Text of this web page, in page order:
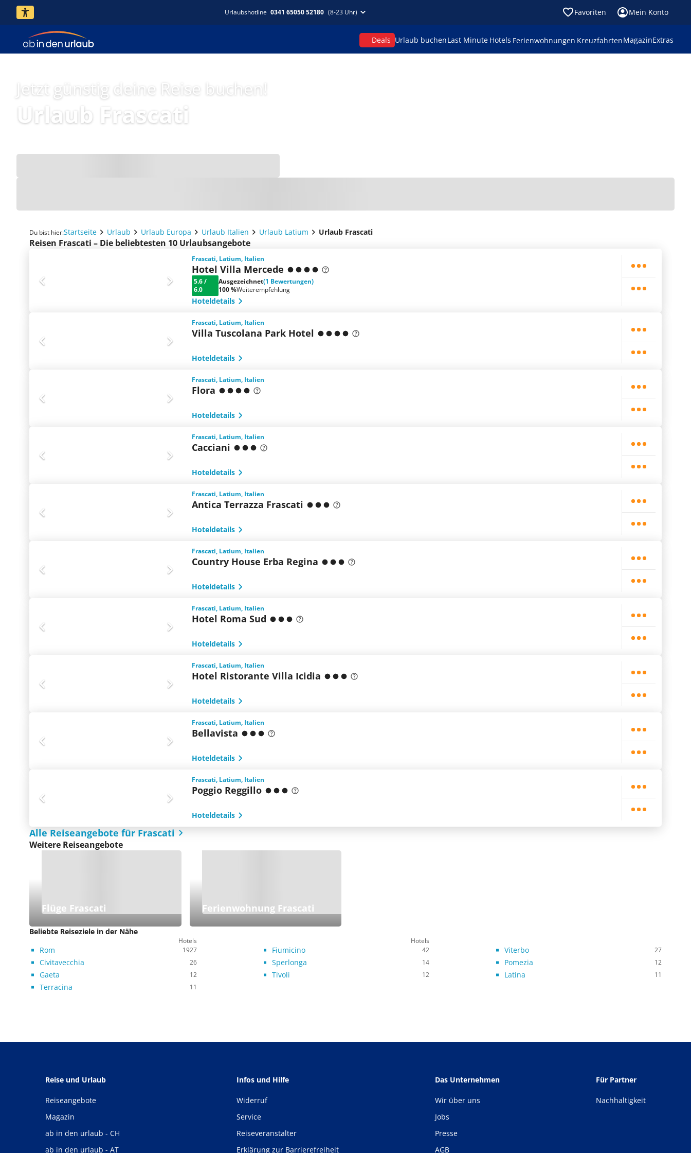
Urlaubshotline 0341 65050 52180 (8-23 Uhr) Favoriten Mein Konto
Deals Urlaub buchenLast Minute Hotels Ferienwohnungen KreuzfahrtenMagazinExtras
Jetzt günstig deine Reise buchen!
Urlaub Frascati
Du bist hier:Startseite Urlaub Urlaub Europa Urlaub Italien Urlaub Latium Urlaub Frascati
Reisen Frascati – Die beliebtesten 10 Urlaubsangebote
Frascati, Latium, Italien
Hotel Villa Mercede
5.6/
6.0
Ausgezeichnet(1 Bewertungen)
100 %Weiterempfehlung
Hoteldetails
Frascati, Latium, Italien
Villa Tuscolana Park Hotel
Hoteldetails
Frascati, Latium, Italien
Flora
Hoteldetails
Frascati, Latium, Italien
Cacciani
Hoteldetails
Frascati, Latium, Italien
Antica Terrazza Frascati
Hoteldetails
Frascati, Latium, Italien
Country House Erba Regina
Hoteldetails
Frascati, Latium, Italien
Hotel Roma Sud
Hoteldetails
Frascati, Latium, Italien
Hotel Ristorante Villa Icidia
Hoteldetails
Frascati, Latium, Italien
Bellavista
Hoteldetails
Frascati, Latium, Italien
Poggio Reggillo
Hoteldetails
Alle Reiseangebote für Frascati
Weitere Reiseangebote
Flüge Frascati Ferienwohnung Frascati
Beliebte Reiseziele in der Nähe
Hotels Hotels
Rom 1927 Fiumicino 42 Viterbo 27
Civitavecchia 26 Sperlonga 14 Pomezia 12
Gaeta 12 Tivoli 12 Latina 11
Terracina 11
Reise und Urlaub
Reiseangebote
Magazin
ab in den urlaub - CH
ab in den urlaub - AT
Infos und Hilfe
Widerruf
Service
Reiseveranstalter
Erklärung zur Barrierefreiheit
Das Unternehmen
Wir über uns
Jobs
Presse
AGB
Für Partner
Nachhaltigkeit